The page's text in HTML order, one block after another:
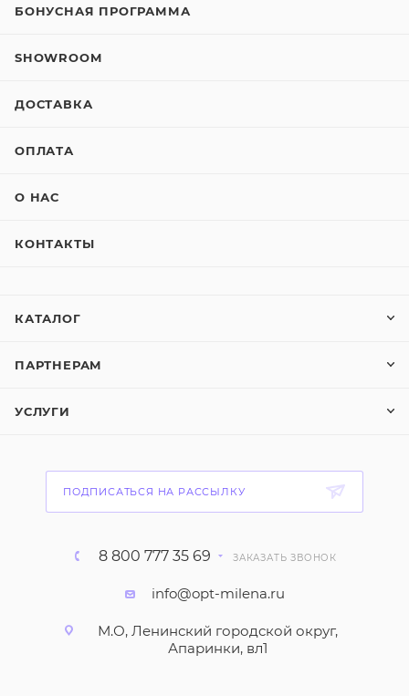
БОНУСНАЯ ПРОГРАММА
SHOWROOM
ДОСТАВКА
ОПЛАТА
О НАС
КОНТАКТЫ
КАТАЛОГ
ПАРТНЕРАМ
УСЛУГИ
ПОДПИСАТЬСЯ НА РАССЫЛКУ
8 800 777 35 69 ЗАКАЗАТЬ ЗВОНОК
info@opt-milena.ru
М.О, Ленинский городской округ,
Апаринки, вл1